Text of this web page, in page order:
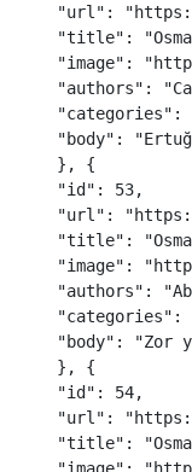
"url " : "
"title" : "
"image" : "
"authors" : "
"categories" :
"body" : "
},
{
"id " : 53,
"url " : "
"title" : "
"image" : "
"authors" : "
"categories" :
"body" : "Zor
},
{
"id " : 54,
"url " : "
"title" : "
"image" : "